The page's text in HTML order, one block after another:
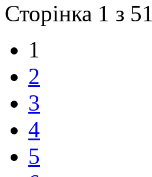
Сторінка 1 з 51
1
2
3
4
5